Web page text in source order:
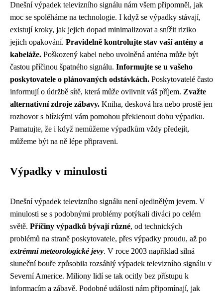
Dnešní výpadek televizního signálu nám všem připomněl, jak
moc se spoléháme na technologie. I když se výpadky stávají,
existují kroky, jak jejich dopad minimalizovat a snížit riziko
jejich opakování. Pravidelně kontrolujte stav vaší antény a
kabeláže. Poškozený kabel nebo uvolněná anténa může být
častou příčinou špatného signálu. Informujte se u vašeho
poskytovatele o plánovaných odstávkách. Poskytovatelé často
informují o údržbě sítě, která může ovlivnit váš příjem. Zvažte
alternativní zdroje zábavy. Kniha, desková hra nebo prostě jen
rozhovor s blízkými vám pomohou překlenout dobu výpadku.
Pamatujte, že i když nemůžeme výpadkům vždy předejít,
můžeme být na ně lépe připraveni.
Výpadky v minulosti
Dnešní výpadek televizního signálu není ojedinělým jevem. V
minulosti se s podobnými problémy potýkali diváci po celém
světě. Příčiny výpadků bývají různé, od technických
problémů na straně poskytovatele, přes výpadky proudu, až po
extrémní meteorologické jevy. V roce 2003 například silná
sluneční bouře způsobila rozsáhlý výpadek televizního signálu v
Severní Americe. Miliony lidí se tak ocitly bez přístupu k
informacím a zábavě. Podobné události nám připomínají, jak